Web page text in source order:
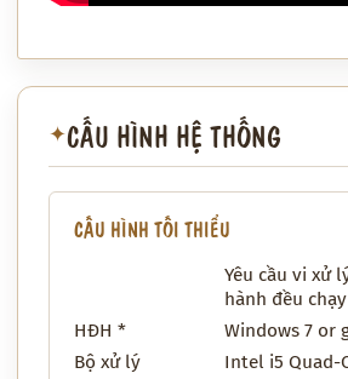
✦CẤU HÌNH HỆ THỐNG
CẤU HÌNH TỐI THIỂU
Yêu cầu vi xử
hành đều
HĐH *
Windows 7 or
Bộ xử lý
Intel i5 Quad-